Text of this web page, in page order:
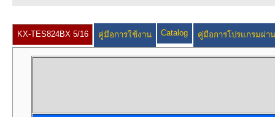
KX-TES824BX 5/16 คู่มือการใช้งาน Catalog คู่มือการโปรแกรมผ่าน